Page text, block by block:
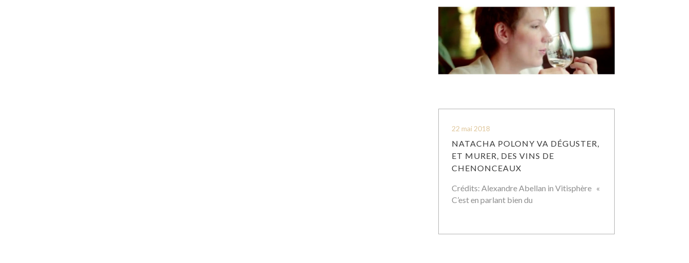
22 mai 2018
NATACHA POLONY VA DÉGUSTER,
ET MURER, DES VINS DE
CHENONCEAUX
Crédits: Alexandre Abellan in Vitisphère «
C’est en parlant bien du